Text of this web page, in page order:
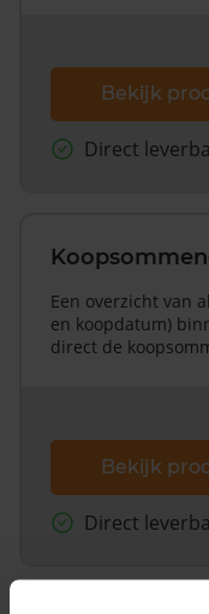
Bekijk
Direct
Een overzicht van
en koopdatum)
direct de
Bekijk
Direct